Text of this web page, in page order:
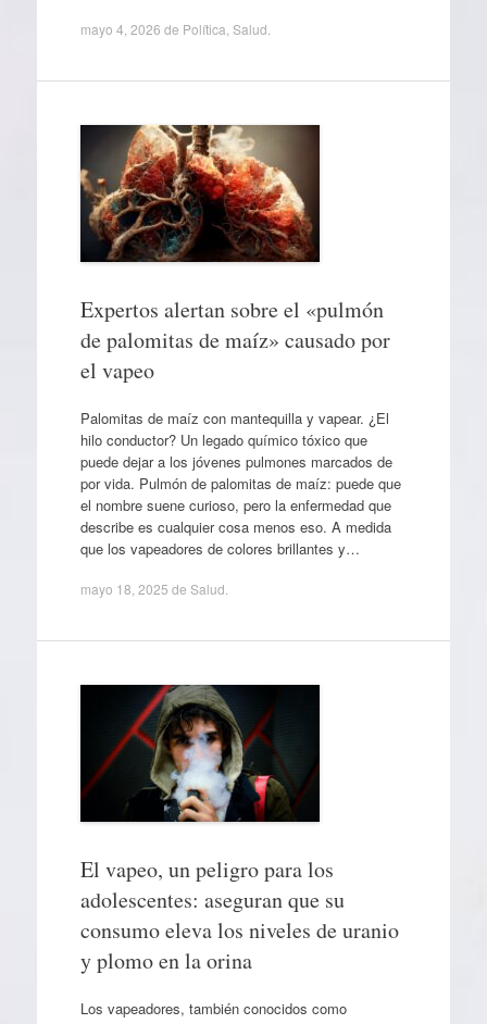
mayo 4, 2026 de Política Salud
Expertos alertan sobre el «pulmón
de palomitas de maíz» causado por
el vapeo
Palomitas de maíz con mantequilla y vapear. ¿El
hilo conductor? Un legado químico tóxico que
puede dejar a los jóvenes pulmones marcados de
por vida. Pulmón de palomitas de maíz: puede que
el nombre suene curioso, pero la enfermedad que
describe es cualquier cosa menos eso. A medida
que los vapeadores de colores brillantes y…
mayo 18, 2025 de Salud
El vapeo, un peligro para los
adolescentes: aseguran que su
consumo eleva los niveles de uranio
y plomo en la orina
Los vapeadores, también conocidos como